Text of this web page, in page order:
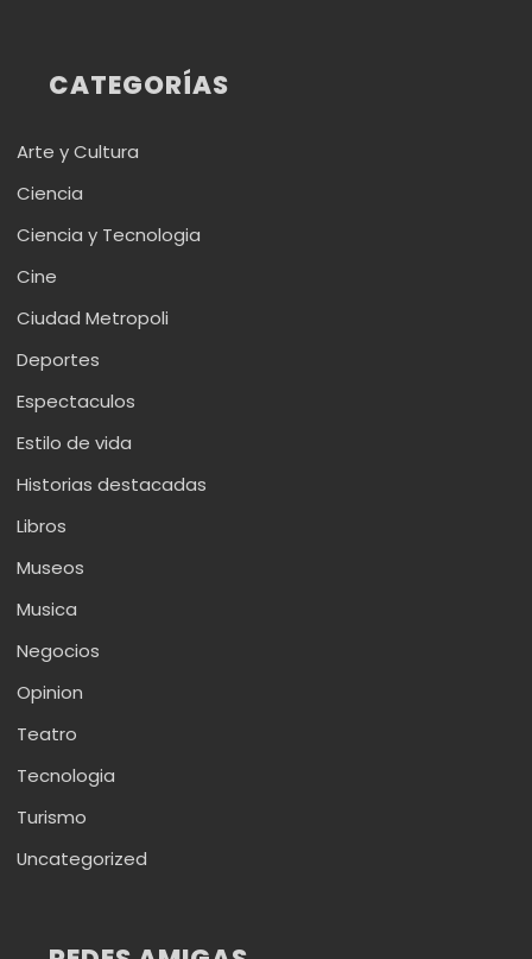
CATEGORÍAS
Arte y Cultura
Ciencia
Ciencia y Tecnologia
Cine
Ciudad Metropoli
Deportes
Espectaculos
Estilo de vida
Historias destacadas
Libros
Museos
Musica
Negocios
Opinion
Teatro
Tecnologia
Turismo
Uncategorized